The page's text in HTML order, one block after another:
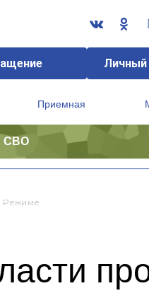
Личный
Приемная
СВО
Режиме